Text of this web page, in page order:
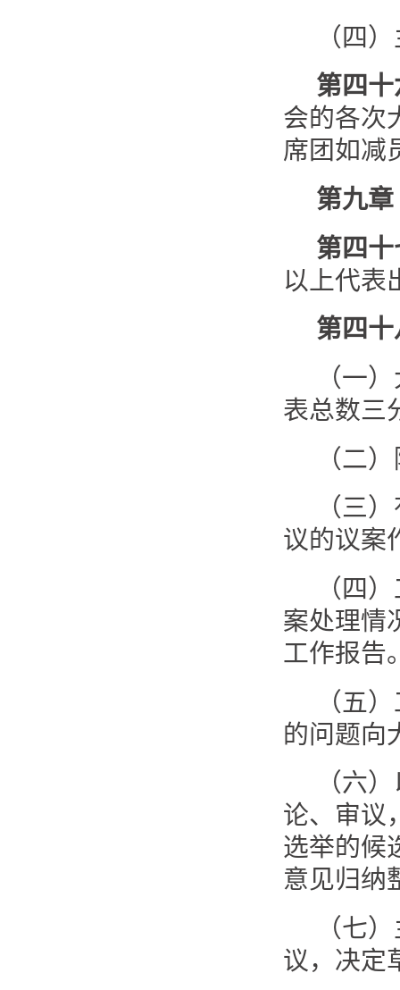
（四
第四
会的各次
席团如减
第九章
第四
以上代表
第四
（一
表总数三
（二
（三
议的议案
（四
案处理情
工作报告
（五
的问题向
（六
论、审议
选举的候
意见归纳
（七
议，决定